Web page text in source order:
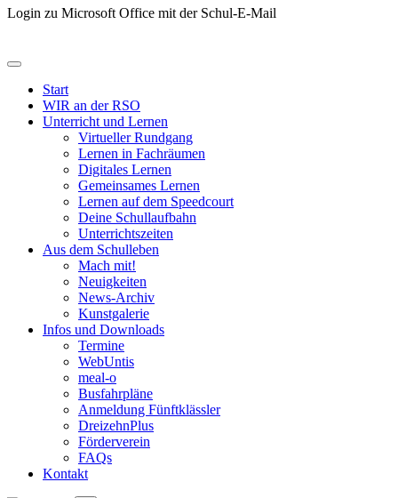
Login zu Microsoft Office mit der Schul-E-Mail
Start
WIR an der RSO
Unterricht und Lernen
Virtueller Rundgang
Lernen in Fachräumen
Digitales Lernen
Gemeinsames Lernen
Lernen auf dem Speedcourt
Deine Schullaufbahn
Unterrichtszeiten
Aus dem Schulleben
Mach mit!
Neuigkeiten
News-Archiv
Kunstgalerie
Infos und Downloads
Termine
WebUntis
meal-o
Busfahrpläne
Anmeldung Fünftklässler
DreizehnPlus
Förderverein
FAQs
Kontakt